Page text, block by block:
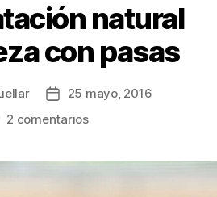
casa
natural
con pasas
Fecha
de
25 mayo, 2016
2 comentariosen